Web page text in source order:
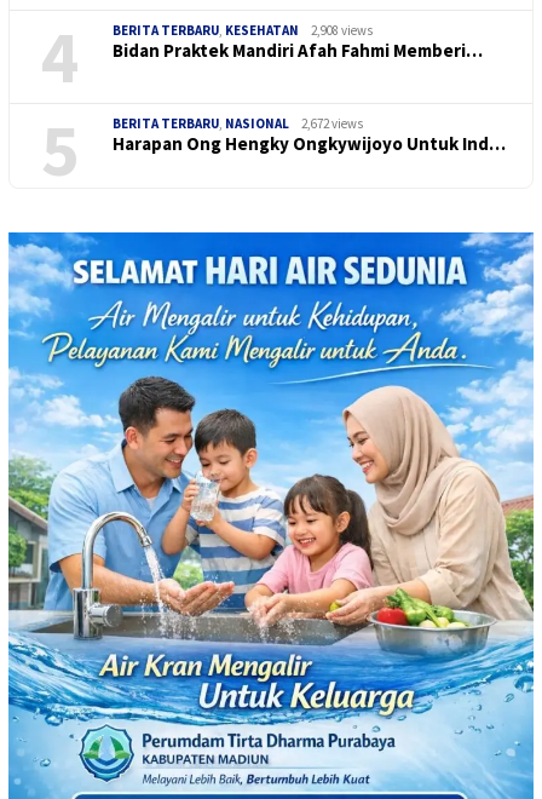
4
BERITA TERBARU KESEHATAN 2,908 views
Bidan Praktek Mandiri Afah Fahmi Memberi…
5 BERITA TERBARU NASIONAL 2,672 views
Harapan Ong Hengky Ongkywijoyo Untuk Ind…